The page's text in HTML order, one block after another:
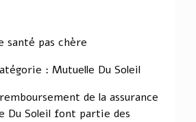
santé pas chère
: Mutuelle Du Soleil
de la assurance
Du Soleil font partie des